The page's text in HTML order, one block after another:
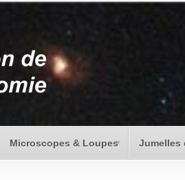
Microscopes & Loupes Jumelles